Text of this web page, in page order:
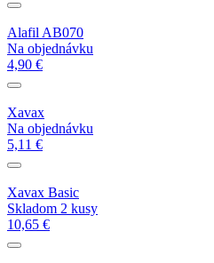
Alafil AB070
Na objednávku
4,90 €
Xavax
Na objednávku
5,11 €
Xavax Basic
Skladom 2 kusy
10,65 €